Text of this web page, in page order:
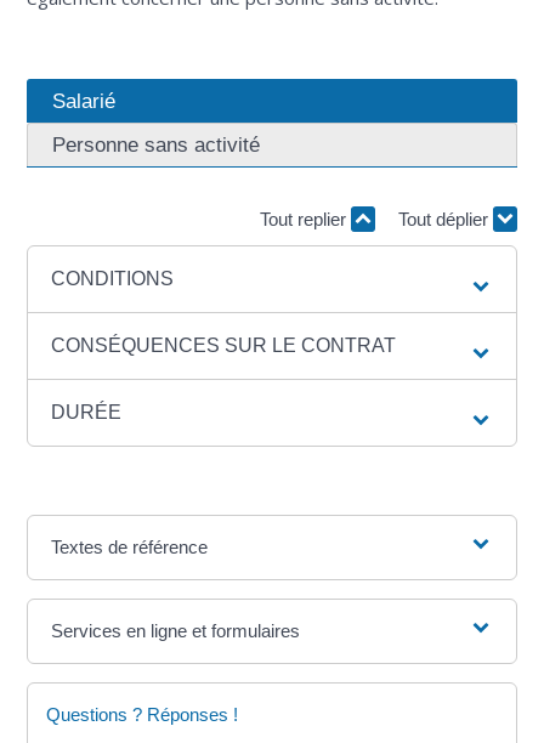
Salarié
Personne sans activité
Tout replier Tout déplier
CONDITIONS
CONSÉQUENCES SUR LE CONTRAT
DURÉE
Textes de référence
Services en ligne et formulaires
Questions ? Réponses !